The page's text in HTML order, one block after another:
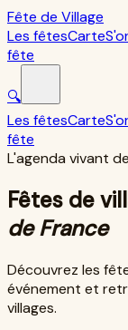
Fête de Village
Les fêtesCarte
fête
🔍
Les fêtesCarte
fête
L'agenda vivant
Fêtes de
de France
Découvrez les
événement et
villages.